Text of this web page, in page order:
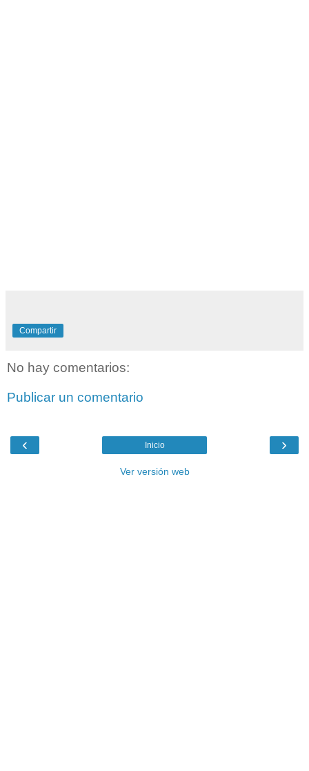
Compartir
No hay comentarios:
Publicar un comentario
‹ ›
Inicio
Ver versión web